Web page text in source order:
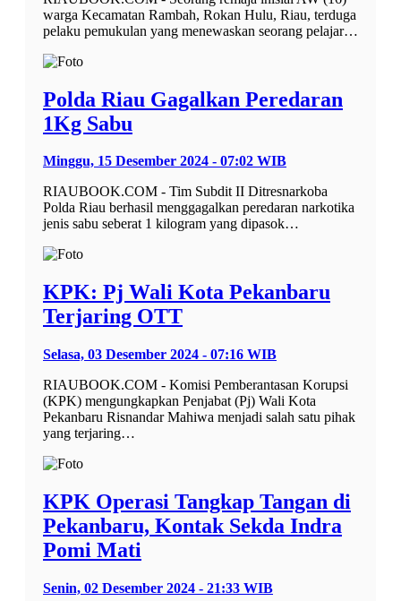
warga Kecamatan Rambah, Rokan Hulu, Riau, terduga
pelaku pemukulan yang menewaskan seorang pelajar…
Polda Riau Gagalkan Peredaran
1Kg Sabu
Minggu, 15 Desember 2024 - 07:02 WIB
RIAUBOOK.COM - Tim Subdit II Ditresnarkoba
Polda Riau berhasil menggagalkan peredaran narkotika
jenis sabu seberat 1 kilogram yang dipasok…
KPK: Pj Wali Kota Pekanbaru
Terjaring OTT
Selasa, 03 Desember 2024 - 07:16 WIB
RIAUBOOK.COM - Komisi Pemberantasan Korupsi
(KPK) mengungkapkan Penjabat (Pj) Wali Kota
Pekanbaru Risnandar Mahiwa menjadi salah satu pihak
yang terjaring…
KPK Operasi Tangkap Tangan di
Pekanbaru, Kontak Sekda Indra
Pomi Mati
Senin, 02 Desember 2024 - 21:33 WIB